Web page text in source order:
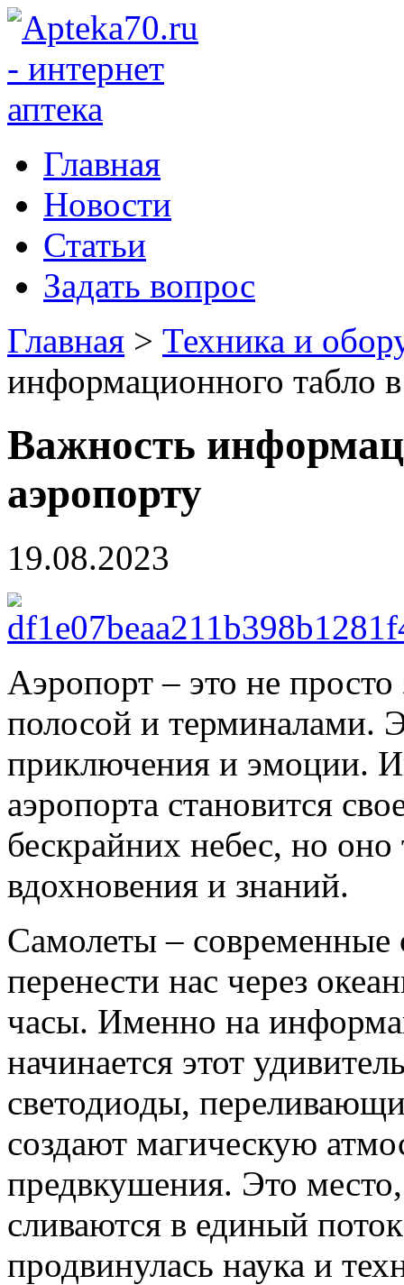
Главная
Новости
Статьи
Задать вопрос
Главная > Техника и
информационного табло
Важность
аэропорту
19.08.2023
Аэропорт – это не
полосой и терминалами.
приключения и эмоции.
аэропорта становится
бескрайних небес, но оно
вдохновения и знаний.
Самолеты – современные
перенести нас через
часы. Именно на
начинается этот
светодиоды,
создают магическую
предвкушения. Это
сливаются в единый
продвинулась наука и